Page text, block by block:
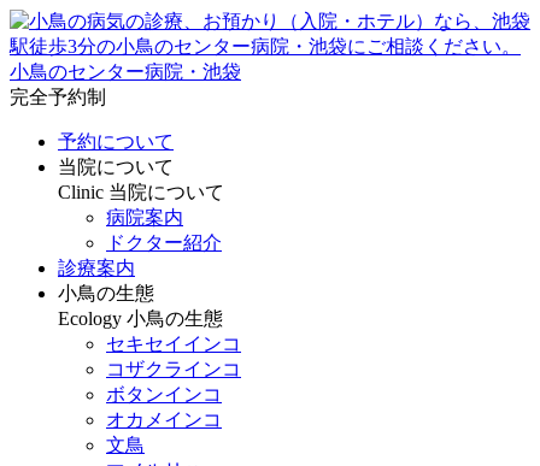
小鳥のセンター病院・池袋
完全予約制
予約について
当院について
Clinic 当院について
病院案内
ドクター紹介
診療案内
小鳥の生態
Ecology 小鳥の生態
セキセイインコ
コザクラインコ
ボタンインコ
オカメインコ
文鳥